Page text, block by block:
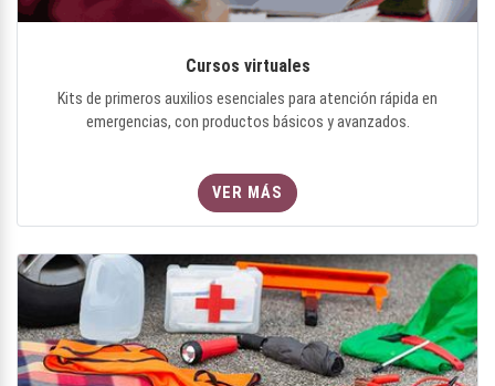
Cursos virtuales
Kits de primeros auxilios esenciales para atención rápida en
emergencias, con productos básicos y avanzados.
VER MÁS